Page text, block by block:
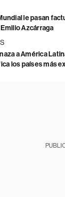
le pasan
Azcárraga
a América
los países más